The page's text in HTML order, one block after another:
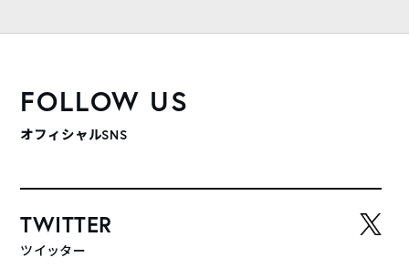
FOLLOW US
オフィシャルSNS
TWITTER
ツイッター